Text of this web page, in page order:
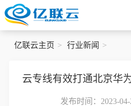
亿联云主页 行业新闻
云专线有效打通北京华
发布时间：2023-04-